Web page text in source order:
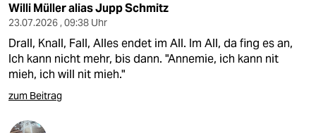
Willi Müller alias Jupp Schmitz
23.07.2026 , 09:38 Uhr
Drall, Knall, Fall, Alles endet im All. Im All, da fing es an,
Ich kann nicht mehr, bis dann. "Annemie, ich kann nit
mieh, ich will nit mieh."
zum Beitrag